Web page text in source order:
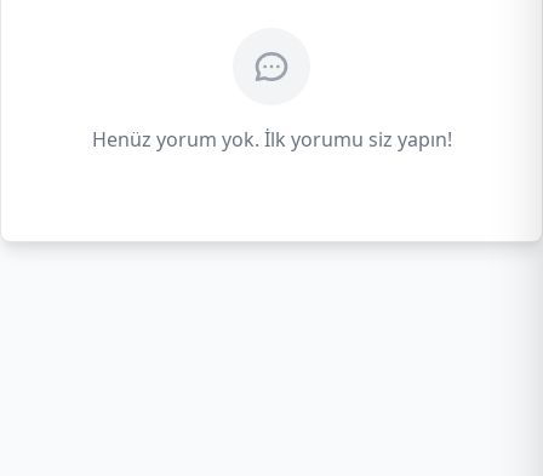
Henüz yorum yok. İlk yorumu siz yapın!